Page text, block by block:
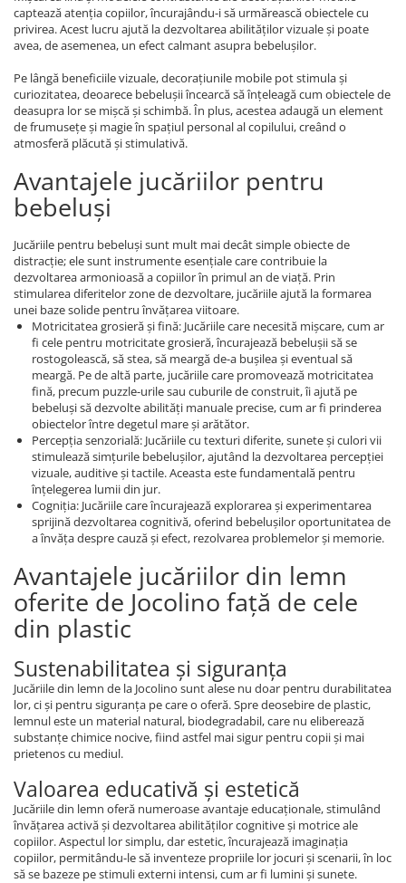
captează atenția copiilor, încurajându-i să urmărească obiectele cu
privirea. Acest lucru ajută la dezvoltarea abilităților vizuale și poate
avea, de asemenea, un efect calmant asupra bebelușilor.
Pe lângă beneficiile vizuale, decorațiunile mobile pot stimula și
curiozitatea, deoarece bebelușii încearcă să înțeleagă cum obiectele de
deasupra lor se mișcă și schimbă. În plus, acestea adaugă un element
de frumusețe și magie în spațiul personal al copilului, creând o
atmosferă plăcută și stimulativă.
Avantajele jucăriilor pentru
bebeluși
Jucăriile pentru bebeluși sunt mult mai decât simple obiecte de
distracție; ele sunt instrumente esențiale care contribuie la
dezvoltarea armonioasă a copiilor în primul an de viață. Prin
stimularea diferitelor zone de dezvoltare, jucăriile ajută la formarea
unei baze solide pentru învățarea viitoare.
Motricitatea grosieră și fină: Jucăriile care necesită mișcare, cum ar
fi cele pentru motricitate grosieră, încurajează bebelușii să se
rostogolească, să stea, să meargă de-a bușilea și eventual să
meargă. Pe de altă parte, jucăriile care promovează motricitatea
fină, precum puzzle-urile sau cuburile de construit, îi ajută pe
bebeluși să dezvolte abilități manuale precise, cum ar fi prinderea
obiectelor între degetul mare și arătător.
Percepția senzorială: Jucăriile cu texturi diferite, sunete și culori vii
stimulează simțurile bebelușilor, ajutând la dezvoltarea percepției
vizuale, auditive și tactile. Aceasta este fundamentală pentru
înțelegerea lumii din jur.
Cogniția: Jucăriile care încurajează explorarea și experimentarea
sprijină dezvoltarea cognitivă, oferind bebelușilor oportunitatea de
a învăța despre cauză și efect, rezolvarea problemelor și memorie.
Avantajele jucăriilor din lemn
oferite de Jocolino față de cele
din plastic
Sustenabilitatea și siguranța
Jucăriile din lemn de la Jocolino sunt alese nu doar pentru durabilitatea
lor, ci și pentru siguranța pe care o oferă. Spre deosebire de plastic,
lemnul este un material natural, biodegradabil, care nu eliberează
substanțe chimice nocive, fiind astfel mai sigur pentru copii și mai
prietenos cu mediul.
Valoarea educativă și estetică
Jucăriile din lemn oferă numeroase avantaje educaționale, stimulând
învățarea activă și dezvoltarea abilităților cognitive și motrice ale
copiilor. Aspectul lor simplu, dar estetic, încurajează imaginația
copiilor, permitându-le să inventeze propriile lor jocuri și scenarii, în loc
să se bazeze pe stimuli externi intensi, cum ar fi lumini și sunete.